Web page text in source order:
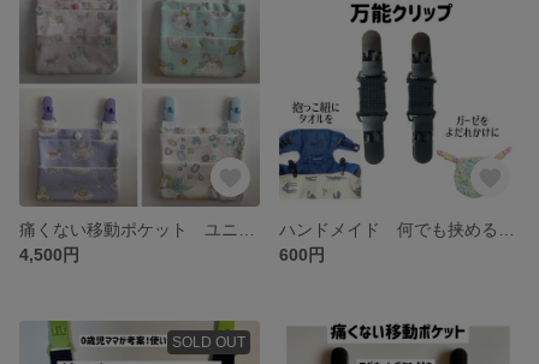
4,500円
600円
SOLD OUT